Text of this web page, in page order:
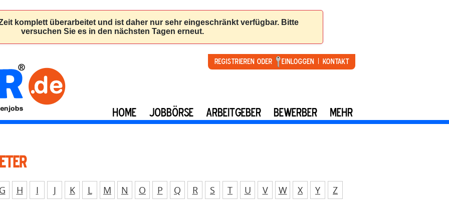
Registrieren oder Einloggen Kontakt
HOME JOBBÖRSE ARBEITGEBER BEWERBER MEHR
H I J K L M N O P Q R S T U V W X Y Z